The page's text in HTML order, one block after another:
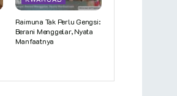
Raimuna Tak Perlu Gengsi:
Berani Menggelar, Nyata
Manfaatnya